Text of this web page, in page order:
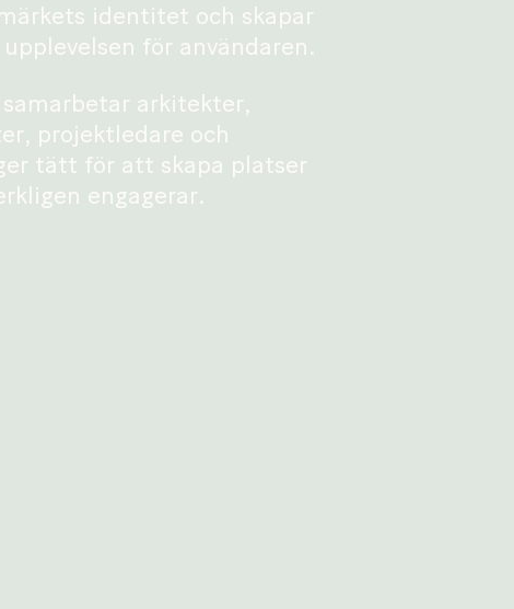
identitet och skapar
för användaren.
samarbetar arkitekter,
projektledare och
tätt för att skapa platser
engagerar.